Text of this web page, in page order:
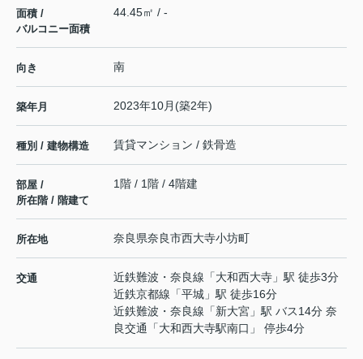
面積 /
バルコニー面積
44.45㎡ / -
向き 南
築年月 2023年10月(築2年)
種別 / 建物構造 賃貸マンション / 鉄骨造
部屋 /
所在階 / 階建て
1階 / 1階 / 4階建
所在地 奈良県奈良市西大寺小坊町
交通 近鉄難波・奈良線 「大和西大寺 」駅 徒歩3分
近鉄京都線 「平城 」駅 徒歩16分
近鉄難波・奈良線 「新大宮 」駅 バス14分 奈
良交通「大和西大寺駅南口」 停歩4分